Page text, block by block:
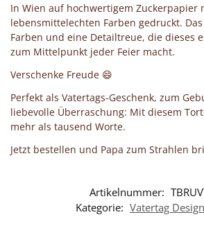
In Wien auf hochwertigem Zuckerpapier
lebensmittelechten Farben gedruckt.
Farben und eine Detailtreue, die dieses
zum Mittelpunkt jeder Feier macht.
Verschenke Freude 😄
Perfekt als Vatertags-Geschenk, zum
liebevolle Überraschung: Mit diesem
mehr als tausend Worte.
Jetzt bestellen und Papa zum Strahlen
Artikelnummer:
Kategorie: Vatertag